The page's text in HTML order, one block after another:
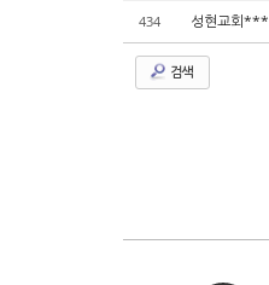
434 성현교회***
검색